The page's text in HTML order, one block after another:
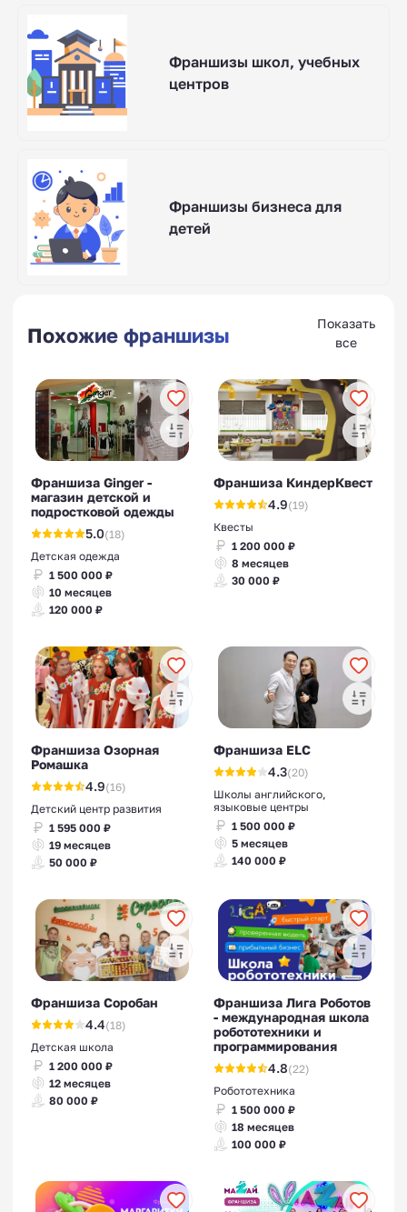
Франшизы школ, учебных
центров
Франшизы бизнеса для
детей
Похожие франшизы
Показать
все
Франшиза Ginger -
магазин детской и
подростковой одежды
5.0(18)
Детская одежда
1 500 000 ₽
10 месяцев
120 000 ₽
Франшиза КиндерКвест
4.9(19)
Квесты
1 200 000 ₽
8 месяцев
30 000 ₽
Франшиза Озорная
Ромашка
4.9(16)
Детский центр развития
1 595 000 ₽
19 месяцев
50 000 ₽
Франшиза ELC
4.3(20)
Школы английского,
языковые центры
1 500 000 ₽
5 месяцев
140 000 ₽
Франшиза Соробан
4.4(18)
Детская школа
1 200 000 ₽
12 месяцев
80 000 ₽
Франшиза Лига Роботов
- международная школа
робототехники и
программирования
4.8(22)
Робототехника
1 500 000 ₽
18 месяцев
100 000 ₽